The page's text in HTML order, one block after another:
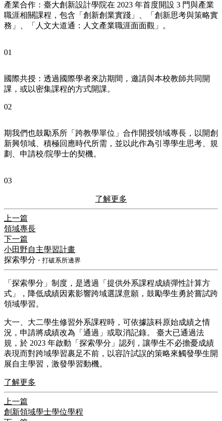
產業合作：臺大創新設計學院在 2023 年首度開設 3 門與產業
職涯相關課程，包含「創新創業實踐」、「創新思考與策略實
務」、「人文大道通：人文產業職涯面面觀」。
01
國際共授：透過國際學者來訪期間，邀請與本校教師共同開
課，或以密集課程的方式開課。
02
期我們也鼓勵系所「跨教學單位」合作開授領域專長，以開創
新興領域、積極回應時代所需，並以此作為引導學生思考、規
劃、申請校/院學士的契機。
03
了解更多
上一篇
領域專長
下一篇
小田野自主學習計畫
探索學分 ・打破系所邊界
​「探索學分」制度，是透過「提供外系課程成績彈性計算方
式」，降低成績因素影響跨域選課意願，鼓勵學生勇於嘗試跨
領域學習。
​大一、大二學生修習外系課程時，可依據該科原始成績之情
況，申請將成績改為「通過」或取消記錄。 臺大已通過法
規，於 2023 年啟動「探索學分」認列，讓學生不必擔憂成績
表現而對跨域學習裹足不前，以容許試誤的策略來觸發學生開
展自主學習，激發學習動機。
了解更多
上一篇
創新領域學士學位學程